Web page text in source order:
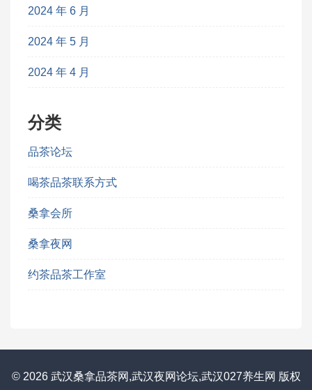
2024 年 6 月
2024 年 5 月
2024 年 4 月
分类
品茶论坛
喝茶品茶联系方式
桑拿会所
桑拿夜网
约茶品茶工作室
© 2026 武汉桑拿品茶网,武汉夜网论坛,武汉027养生网 版权